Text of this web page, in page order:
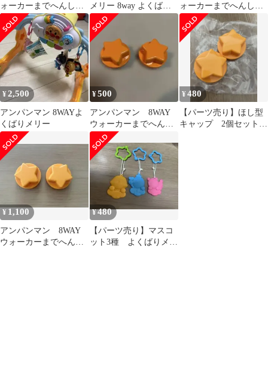
ォーカーまでへんし
ん！よくばりメリー
キャップ
メリー 8way よくばり
メリー
ォーカーまでへんし
ん！よくばりメリー取
りに来れる方のみ
¥2,500
アンパンマン 8WAYよ
くばりメリー
¥500
アンパンマン 8WAY
ウォーカーまでへんし
ん！ よくばりメリ
ー ほし型キャップ
¥480
【パーツ売り】ほし型
キャップ 2個セット
¥ 1,100
アンパンマン 8WAY
ウォーカーまでへんし
¥480
【パーツ売り】マスコ
ット3種 よくばりメリ